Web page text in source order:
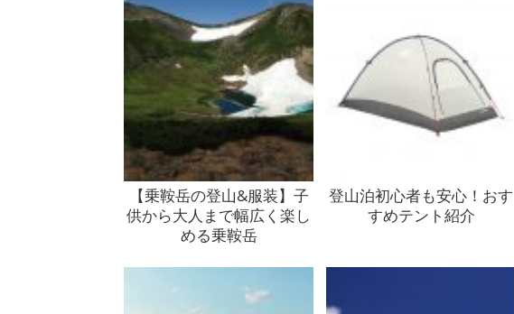
【乗鞍岳の登山&服装】子
供から大人まで幅広く楽し
める乗鞍岳
登山泊初心者も安心！おす
すめテント紹介